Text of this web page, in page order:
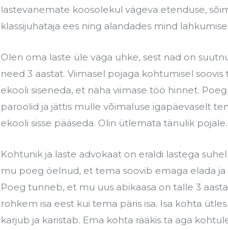
lastevanemate koosolekul vägeva etenduse,
klassijuhataja ees ning alandades mind
Olen oma laste üle väga uhke, sest nad on
need 3 aastat. Viimasel pojaga kohtumisel
ekooli siseneda, et näha viimase töö hinnet.
paroolid ja jättis mulle võimaluse igapäevaselt
ekooli sisse pääseda. Olin ütlemata tänulik pojale.
Kohtunik ja laste advokaat on eraldi lastega
mu poeg öelnud, et tema soovib emaga elada ja
Poeg tunneb, et mu uus abikaasa on talle 3
rohkem isa eest kui tema päris isa. Isa kohta
karjub ja karistab. Ema kohta rääkis ta aga